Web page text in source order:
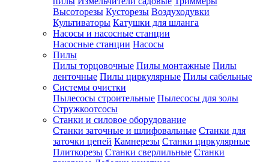
Высоторезы Кусторезы Воздуходувки
Культиваторы Катушки для шланга
Насосы и насосные станции
Насосные станции Насосы
Пилы
Пилы торцовочные Пилы монтажные Пилы
ленточные Пилы циркулярные Пилы сабельные
Системы очистки
Пылесосы строительные Пылесосы для золы
Стружкоотсосы
Станки и силовое оборудование
Станки заточные и шлифовальные Станки для
заточки цепей Камнерезы Станки циркулярные
Плиткорезы Станки сверлильные Станки